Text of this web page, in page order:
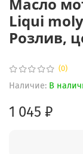
(0)
Наличие: В
Liqui
Розлив,
1 045 ₽